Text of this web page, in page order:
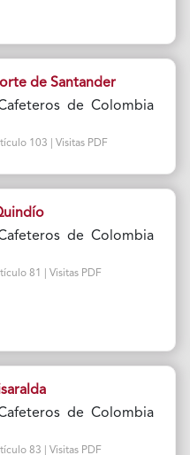
de Santander
de Colombia
103 | Visitas PDF
de Colombia
81 | Visitas PDF
de Colombia
83 | Visitas PDF